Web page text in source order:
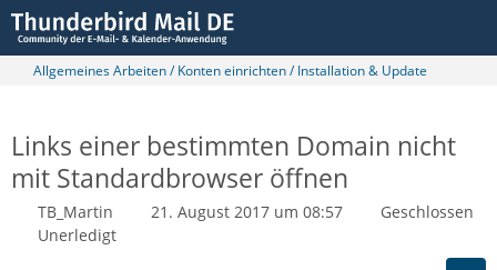
Allgemeines Arbeiten / Konten einrichten / Installation & Update
Links einer bestimmten Domain nicht
mit Standardbrowser öffnen
TB_Martin 21. August 2017 um 08:57
Geschlossen
Unerledigt